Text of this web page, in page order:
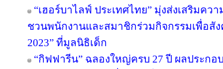
“เฮอร์บาไลฟ์ ประเทศไทย” มุ่งส่งเสริมค
ชวนพนักงานและสมาชิกร่วมกิจกรรมเพื่อสังค
2023” ที่มูลนิธิเด็ก
“กิฟฟารีน” ฉลองใหญ่ครบ 27 ปี ผลประก